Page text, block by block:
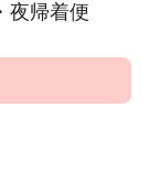
夜帰着便